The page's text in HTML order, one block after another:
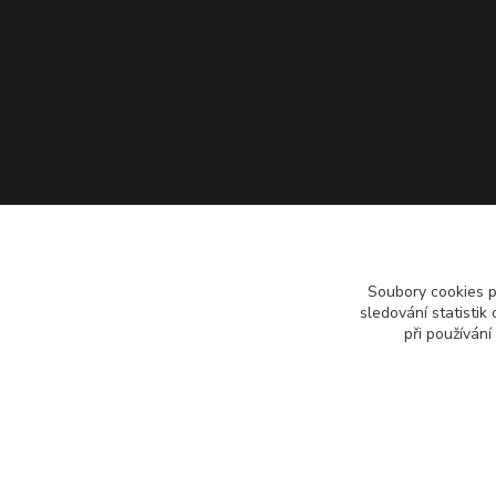
Soubory cookies
sledování statistik
při